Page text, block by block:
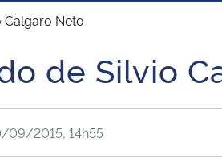
União
Banco Central do Brasil
Calgaro Neto
de Silvio
09/2015, 14h55